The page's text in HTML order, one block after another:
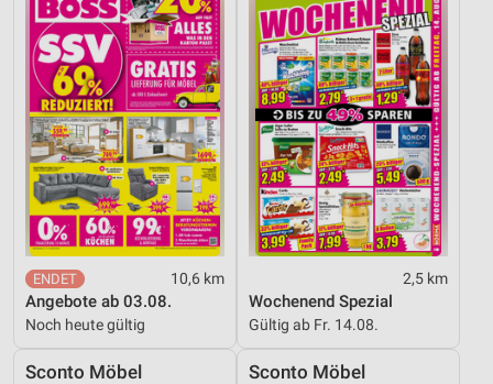
10,6 km
Angebote ab 03.08.
Noch heute gültig
2,5 km
Wochenend Spezial
Gültig ab Fr. 14.08.
Sconto Möbel Sconto Möbel